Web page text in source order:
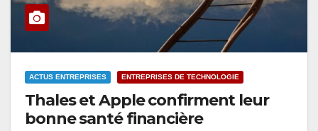
ACTUS ENTREPRISES ENTREPRISES DE TECHNOLOGIE
Thales et Apple confirment leur
bonne santé financière